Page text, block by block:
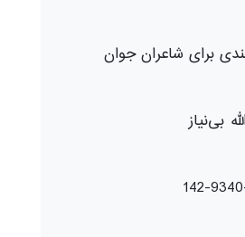
برای شاعران جوان
بی‌نیاز